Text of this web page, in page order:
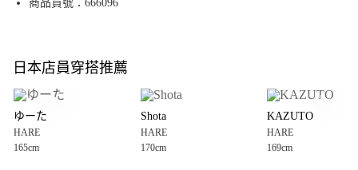
全盈+PAY
大哥付你分期
【大哥付你分期使用說明】
1.本服務由台灣大哥大提供，台灣大哥大用戶可立即使用無須另外申請。
2.付款方式選擇「大哥付你分期」，訂單成立後會自動跳轉到大哥付的交易
AFTEE先享後付
商品貨號：666096
日本店員穿搭推薦
ゆーた
HARE
165cm
Shota
HARE
170cm
KAZUTO
HARE
169cm